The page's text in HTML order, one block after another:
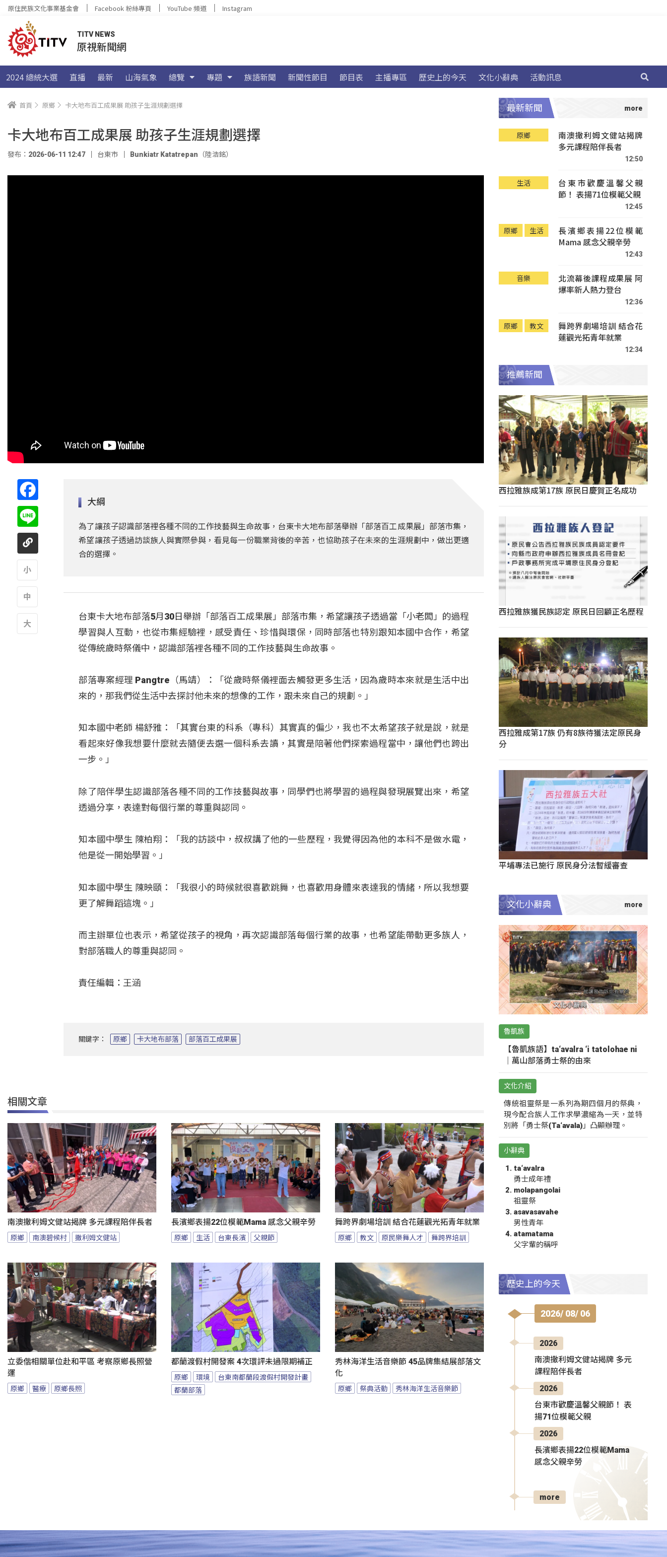
原住民族文化事業基金會 Facebook 粉絲專頁 YouTube 頻道 Instagram
TITV NEWS
原視新聞網
2024 總統大選 直播 最新 山海氣象 總覽 專題 族語新聞 新聞性節目 節目表 主播專區 歷史上的今天 文化小辭典 活動訊息
首頁 原鄉 卡大地布百工成果展 助孩子生涯規劃選擇
卡大地布百工成果展 助孩子生涯規劃選擇
發布：2026-06-11 12:47 台東市 Bunkiatr Katatrepan（陸浩銘）
大綱
為了讓孩子認識部落裡各種不同的工作技藝與生命故事，台東卡大地布部落舉辦「部落百工成果展」部落市集，
希望讓孩子透過訪談族人與實際參與，看見每一份職業背後的辛苦，也協助孩子在未來的生涯規劃中，做出更適
合的選擇。
台東卡大地布部落5月30日舉辦「部落百工成果展」部落市集，希望讓孩子透過當「小老闆」的過程
學習與人互動，也從市集經驗裡，感受責任、珍惜與環保，同時部落也特別跟知本國中合作，希望
從傳統歲時祭儀中，認識部落裡各種不同的工作技藝與生命故事。
部落專案經理 Pangtre（馬靖）：「從歲時祭儀裡面去觸發更多生活，因為歲時本來就是生活中出
來的，那我們從生活中去探討他未來的想像的工作，跟未來自己的規劃。」
知本國中老師 楊舒雅：「其實台東的科系（專科）其實真的偏少，我也不太希望孩子就是說，就是
看起來好像我想要什麼就去隨便去選一個科系去讀，其實是陪著他們探索過程當中，讓他們也跨出
一步 。」
除了陪伴學生認識部落各種不同的工作技藝與故事，同學們也將學習的過程與發現展覽出來，希望
透過分享，表達對每個行業的尊重與認同 。
知本國中學生 陳柏翔：「我的訪談中，叔叔講了他的一些歷程，我覺得因為他的本科不是做水電，
他是從一開始學習。」
知本國中學生 陳映頤：「我很小的時候就很喜歡跳舞，也喜歡用身體來表達我的情緒，所以我想要
更了解舞蹈這塊。」
而主辦單位也表示，希望從孩子的視角，再次認識部落每個行業的故事，也希望能帶動更多族人，
對部落職人的尊重與認同 。
責任編輯：王涵
關鍵字： 原鄉 卡大地布部落 部落百工成果展
相關文章
南澳撒利姆文健站揭牌 多元課程陪伴長者
原鄉 南澳碧候村 撒利姆文健站
長濱鄉表揚22位模範Mama 感念父親辛勞
原鄉 生活 台東長濱 父親節
舞跨界劇場培訓 結合花蓮觀光拓青年就業
原鄉 教文 原民樂舞人才 舞跨界培訓
立委偕相關單位赴和平區 考察原鄉長照營
運
原鄉 醫療 原鄉長照
都蘭渡假村開發案 4次環評未過限期補正
原鄉 環境
台東南都蘭段渡假村開發計畫
都蘭部落
秀林海洋生活音樂節 45品牌集結展部落文
化
原鄉 祭典活動 秀林海洋生活音樂節
最新新聞
原鄉
南澳撒利姆文健站揭牌
多元課程陪伴長者
12:50
生活
台東市歡慶溫馨父親
節！ 表揚71位模範父親
12:45
原鄉 生活
長濱鄉表揚22位模範
Mama 感念父親辛勞
12:43
音樂
北流幕後課程成果展 阿
爆率新人熱力登台
12:36
原鄉 教文
舞跨界劇場培訓 結合花
蓮觀光拓青年就業
12:34
推薦新聞
西拉雅族成第17族 原民日慶賀正名成功
西拉雅族獲民族認定 原民日回顧正名歷程
西拉雅成第17族 仍有8族待獲法定原民身
分
平埔專法已施行 原民身分法暫緩審查
文化小辭典
魯凱族
【魯凱族語】ta‘avalra ‘i tatolohae ni
｜萬山部落勇士祭的由來
文化介紹
傳統祖靈祭是一系列為期四個月的祭典，
現今配合族人工作求學濃縮為一天，並特
別將「勇士祭(Ta‘avala)」凸顯辦理。
小辭典
ta‘avalra
勇士成年禮
molapangolai
祖靈祭
asavasavahe
男性青年
atamatama
父字輩的稱呼
歷史上的今天
2026/ 08/ 06
2026
南澳撒利姆文健站揭牌 多元
課程陪伴長者
2026
台東市歡慶溫馨父親節！ 表
揚71位模範父親
2026
長濱鄉表揚22位模範Mama
感念父親辛勞
more